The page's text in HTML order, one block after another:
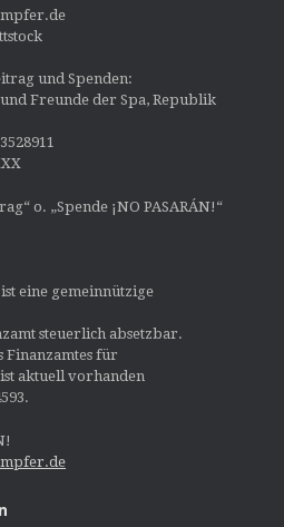
und Spenden:
Freunde der Spa, Republik
o. „Spende ¡NO PASARÁN!“
ist eine gemeinnützige
steuerlich absetzbar.
Finanzamtes für
aktuell vorhanden